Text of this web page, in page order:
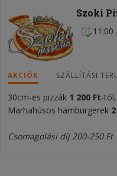
Szoki
11:00
AKCIÓK SZÁLLÍTÁSI
30cm-es pizzák 1 200 Ft-
Marhahúsos hamburgerek
Csomagolási díj 200-250 Ft